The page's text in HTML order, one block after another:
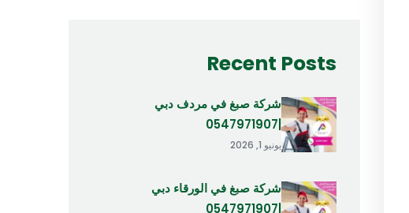
Recent Posts
شركة صبغ في مردف دبي
يونيو 1, 2026
شركة صبغ في الورقاء دبي